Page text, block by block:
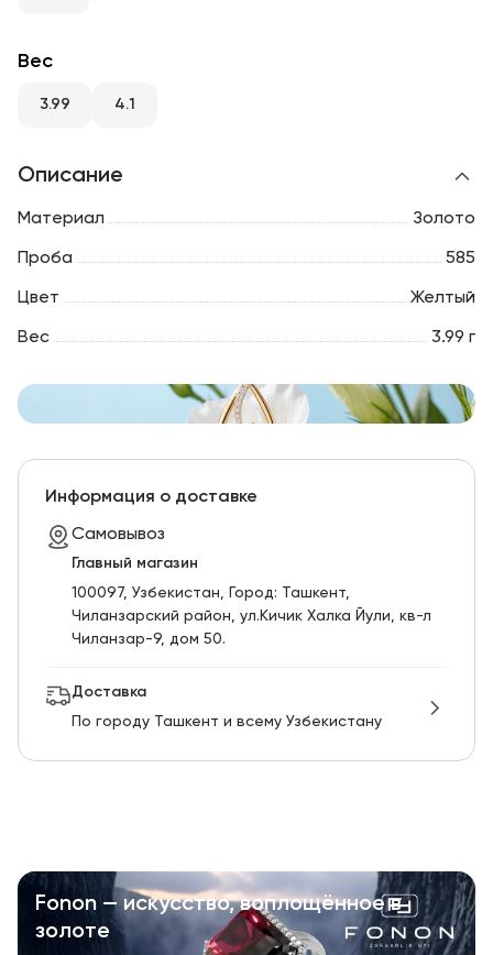
Вес
3.99 4.1
Описание
Материал Золото
Проба 585
Цвет Желтый
Вес 3.99 г
Информация о доставке
Самовывоз
Главный магазин
100097, Узбекистан, Город: Ташкент,
Чиланзарский pайон, ул.Кичик Халка Йули, кв-л
Чиланзар-9, дом 50.
Доставка
По городу Ташкент и всему Узбекистану
Fonon — искусство, воплощённое в
золоте